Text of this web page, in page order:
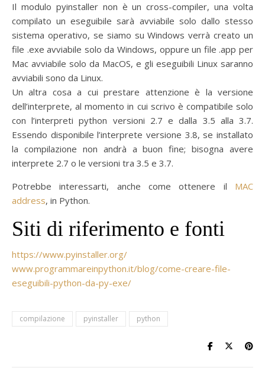
Il modulo pyinstaller non è un cross-compiler, una volta
compilato un eseguibile sarà avviabile solo dallo stesso
sistema operativo, se siamo su Windows verrà creato un
file .exe avviabile solo da Windows, oppure un file .app per
Mac avviabile solo da MacOS, e gli eseguibili Linux saranno
avviabili sono da Linux.
Un altra cosa a cui prestare attenzione è la versione
dell’interprete, al momento in cui scrivo è compatibile solo
con l’interpreti python versioni 2.7 e dalla 3.5 alla 3.7.
Essendo disponibile l’interprete versione 3.8, se installato
la compilazione non andrà a buon fine; bisogna avere
interprete 2.7 o le versioni tra 3.5 e 3.7.
Potrebbe interessarti, anche come ottenere il MAC
address, in Python.
Siti di riferimento e fonti
https://www.pyinstaller.org/
www.programmareinpython.it/blog/come-creare-file-
eseguibili-python-da-py-exe/
compilazione pyinstaller python